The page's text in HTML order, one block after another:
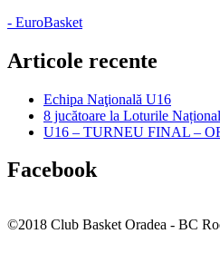
- EuroBasket
Articole recente
Echipa Naţională U16
8 jucătoare la Loturile
U16 – TURNEU FINAL –
Facebook
©2018 Club Basket Oradea - BC